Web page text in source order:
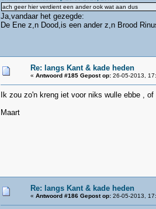
ach geer hier verdient een ander ook wat aan dus
Ja,vandaar het gezegde:
De Ene z,n Dood,is een ander z,n Brood
Re: langs Kant & kade heden
« Antwoord #185 Gepost op: 26-05-2013,
Ik zou zo'n kreng iet voor niks wulle ebbe ,
Maart
Re: langs Kant & kade heden
« Antwoord #186 Gepost op: 26-05-2013,